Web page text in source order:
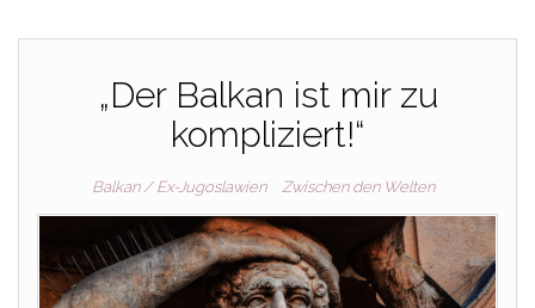
„Der Balkan ist mir zu
kompliziert!“
Balkan / Ex-Jugoslawien Zwischen den Welten